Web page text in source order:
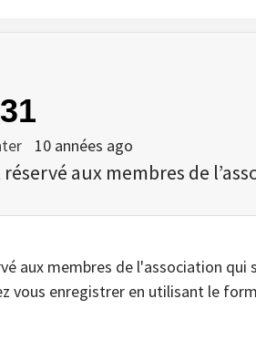
10 années ago
aux membres de
aux membres de l'association
vous enregistrer en utilisant le